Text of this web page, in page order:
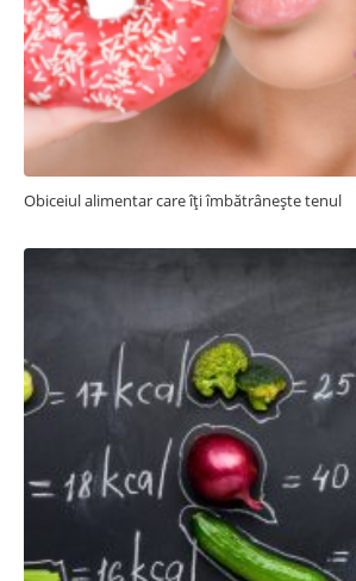
Obiceiul alimentar care îți îmbătrânește tenul